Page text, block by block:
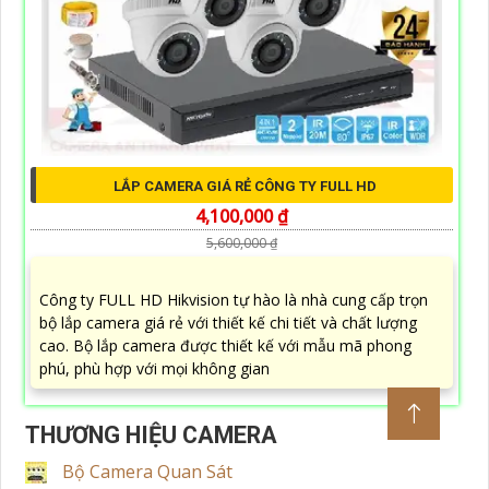
LẮP CAMERA GIÁ RẺ CÔNG TY FULL HD
4,100,000 ₫
5,600,000 ₫
Công ty FULL HD Hikvision tự hào là nhà cung cấp trọn
bộ lắp camera giá rẻ với thiết kế chi tiết và chất lượng
cao. Bộ lắp camera được thiết kế với mẫu mã phong
phú, phù hợp với mọi không gian
THƯƠNG HIỆU CAMERA
Bộ Camera Quan Sát